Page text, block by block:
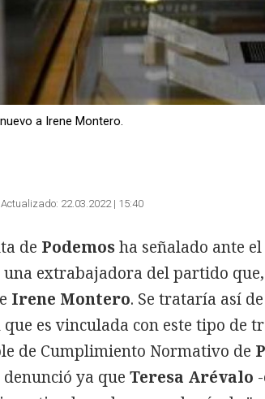
a Irene Montero.
Actualizado: 22.03.2022 | 15:40
de Podemosha señalado ante
una extrabajadora del partido
Irene Montero. Se trataría así
es vinculada con este tipo de
de Cumplimiento Normativo de
denunció ya que Teresa Arévalo